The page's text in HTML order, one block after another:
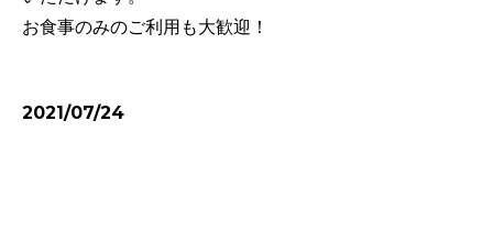
お食事のみのご利用も大歓迎！
2021/07/24